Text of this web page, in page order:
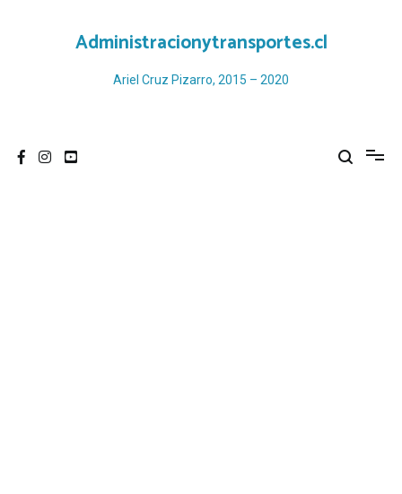
Administracionytransportes.cl
Ariel Cruz Pizarro, 2015 – 2020